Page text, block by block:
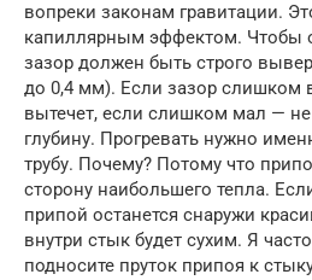
вопреки законам гравитации.
капиллярным эффектом. Чтобы
зазор должен быть строго
до 0,4 мм). Если зазор слишком
вытечет, если слишком мал —
глубину. Прогревать нужно
трубу. Почему? Потому что
сторону наибольшего тепла.
припой останется снаружи
внутри стык будет сухим. Я
подносите пруток припоя к